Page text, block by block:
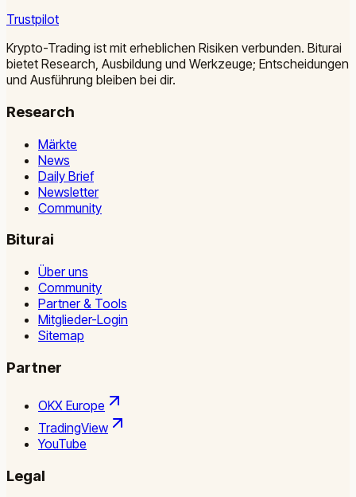
Trustpilot
Krypto-Trading ist mit erheblichen Risiken verbunden. Biturai
bietet Research, Ausbildung und Werkzeuge; Entscheidungen
und Ausführung bleiben bei dir.
Research
Märkte
News
Daily Brief
Newsletter
Community
Biturai
Über uns
Community
Partner & Tools
Mitglieder-Login
Sitemap
Partner
OKX Europe
TradingView
YouTube
Legal